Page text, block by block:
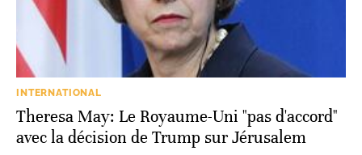
INTERNATIONAL
Theresa May: Le Royaume-Uni "pas d'accord"
avec la décision de Trump sur Jérusalem